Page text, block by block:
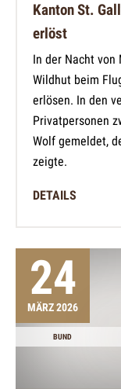
Kanton St.
erlöst
In der Nacht von
Wildhut beim
erlösen. In den
Privatpersonen
Wolf gemeldet,
zeigte.
DETAILS
24
MÄRZ 2026
BUND